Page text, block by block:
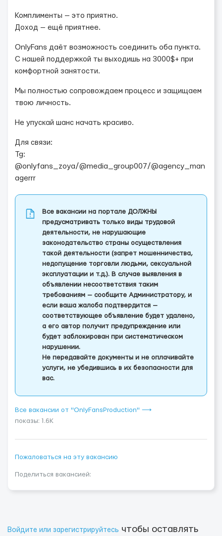
Комплименты — это приятно.
Доход — ещё приятнее.
OnlyFans даёт возможность соединить оба пункта.
С нашей поддержкой ты выходишь на 3000$+ при
комфортной занятости.
Мы полностью сопровождаем процесс и защищаем
твою личность.
Не упускай шанс начать красиво.
Для связи:
Tg:
@onlyfans_zoya/@media_group007/@agency_man
agerrr
Все вакансии на портале ДОЛЖНЫ
предусматривать только виды трудовой
деятельности, не нарушающие
законодательство страны осуществления
такой деятельности (запрет мошенничества,
недопущение торговли людьми, сексуальной
эксплуатации и т.д.). В случае выявления в
объявлении несоответствия таким
требованиям — сообщите Администратору, и
если ваша жалоба подтвердится —
соответствующее объявление будет удалено,
а его автор получит предупреждение или
будет заблокирован при систематическом
нарушении.
Не передавайте документы и не оплачивайте
услуги, не убедившись в их безопасности для
вас.
Все вакансии от "OnlyFansProduction" ⟶
показы: 1.6K
Пожаловаться на эту вакансию
Поделиться вакансией:
Войдите или зарегистрируйтесь чтобы оставлять